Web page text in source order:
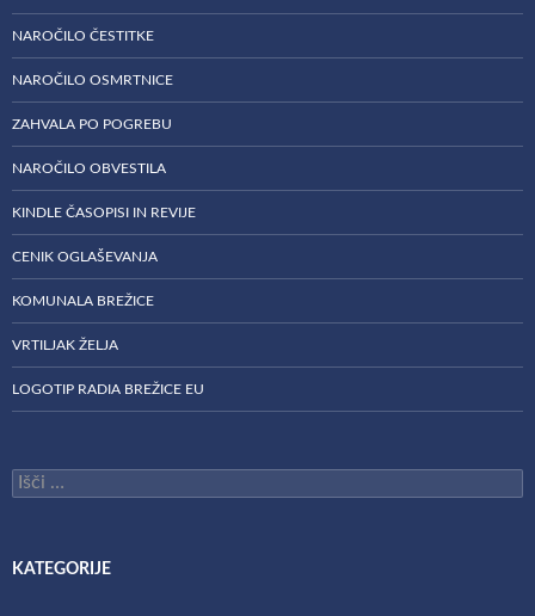
NAROČILO ČESTITKE
NAROČILO OSMRTNICE
ZAHVALA PO POGREBU
NAROČILO OBVESTILA
KINDLE ČASOPISI IN REVIJE
CENIK OGLAŠEVANJA
KOMUNALA BREŽICE
VRTILJAK ŽELJA
LOGOTIP RADIA BREŽICE EU
Išči:
KATEGORIJE